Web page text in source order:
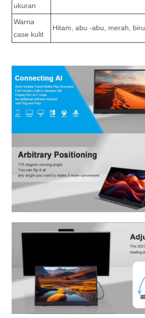
ukuran
Warna
case kulit
Hitam, abu -abu, merah, biru